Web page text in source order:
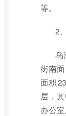
等。
2
乌
街南
面积
层，
办公